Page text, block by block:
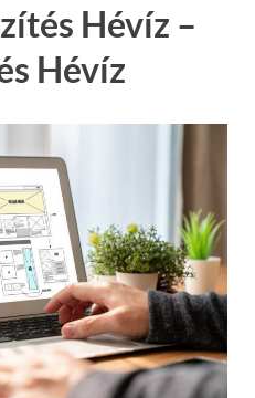
Hévíz –
Hévíz